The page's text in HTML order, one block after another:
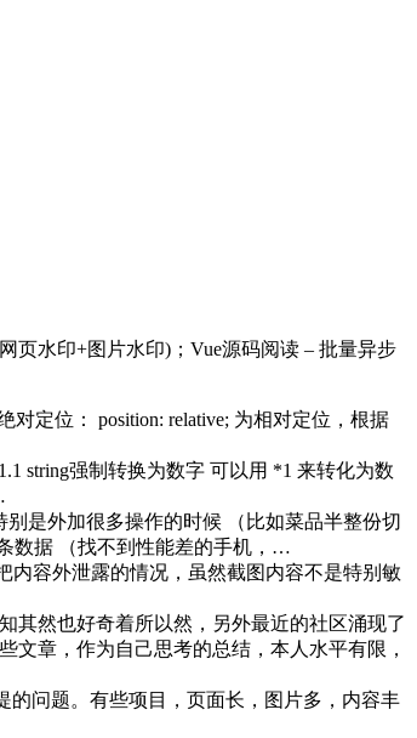
页水印+图片水印)；Vue源码阅读 – 批量异步
定位： position: relative; 为相对定位，根据
string强制转换为数字 可以用 *1 来转化为数
是外加很多操作的时候 （比如菜品半整份切
数据 （找不到性能差的手机，…
内容外泄露的情况，虽然截图内容不是特别敏
其然也好奇着所以然，另外最近的社区涌现了
文章，作为自己思考的总结，本人水平有限，
的问题。有些项目，页面长，图片多，内容丰